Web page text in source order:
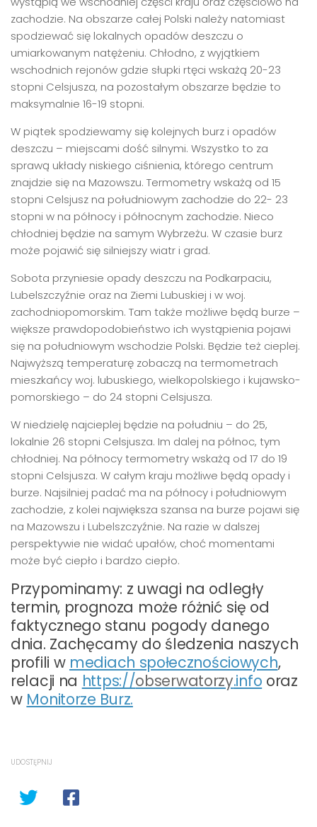
zachodzie. Na obszarze całej Polski należy natomiast
spodziewać się lokalnych opadów deszczu o
umiarkowanym natężeniu. Chłodno, z wyjątkiem
wschodnich rejonów gdzie słupki rtęci wskażą 20-23
stopni Celsjusza, na pozostałym obszarze będzie to
maksymalnie 16-19 stopni.
W piątek spodziewamy się kolejnych burz i opadów
deszczu – miejscami dość silnymi. Wszystko to za
sprawą układy niskiego ciśnienia, którego centrum
znajdzie się na Mazowszu. Termometry wskażą od 15
stopni Celsjusz na południowym zachodzie do 22- 23
stopni w na północy i północnym zachodzie. Nieco
chłodniej będzie na samym Wybrzeżu. W czasie burz
może pojawić się silniejszy wiatr i grad.
Sobota przyniesie opady deszczu na Podkarpaciu,
Lubelszczyźnie oraz na Ziemi Lubuskiej i w woj.
zachodniopomorskim. Tam także możliwe będą burze –
większe prawdopodobieństwo ich wystąpienia pojawi
się na południowym wschodzie Polski. Będzie też cieplej.
Najwyższą temperaturę zobaczą na termometrach
mieszkańcy woj. lubuskiego, wielkopolskiego i kujawsko-
pomorskiego – do 24 stopni Celsjusza.
W niedzielę najcieplej będzie na południu – do 25,
lokalnie 26 stopni Celsjusza. Im dalej na północ, tym
chłodniej. Na północy termometry wskażą od 17 do 19
stopni Celsjusza. W całym kraju możliwe będą opady i
burze. Najsilniej padać ma na północy i południowym
zachodzie, z kolei największa szansa na burze pojawi się
na Mazowszu i Lubelszczyźnie. Na razie w dalszej
perspektywie nie widać upałów, choć momentami
może być ciepło i bardzo ciepło.
Przypominamy: z uwagi na odległy
termin, prognoza może różnić się od
faktycznego stanu pogody danego
dnia. Zachęcamy do śledzenia naszych
profili w mediach społecznościowych,
relacji na https://obserwatorzy.info oraz
w Monitorze Burz.
UDOSTĘPNIJ